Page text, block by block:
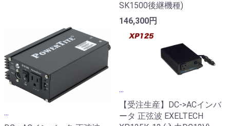
SK1500後継機種)
146,300円
...
...
【受注生産】DC->ACインバ
ータ 正弦波 EXELTECH